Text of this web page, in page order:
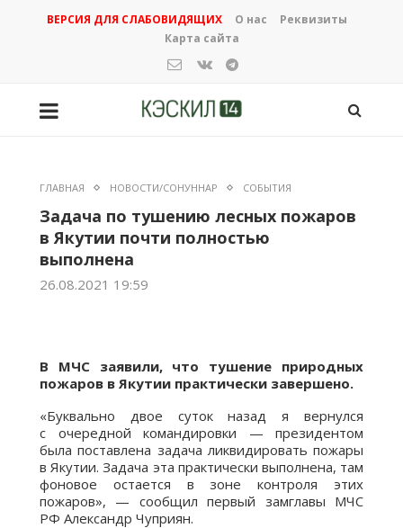
ВЕРСИЯ ДЛЯ СЛАБОВИДЯЩИХ О нас
Реквизиты
Карта сайта
ГЛАВНАЯ НОВОСТИ/СОНУННАР СОБЫТИЯ
Задача по тушению лесных пожаров
в Якутии почти полностью
выполнена
26.08.2021 19:59
В МЧС заявили, что тушение природных
пожаров в Якутии практически завершено.
«Буквально двое суток назад я вернулся
с очередной командировки — президентом
была поставлена задача ликвидировать пожары
в Якутии. Задача эта практически выполнена, там
фоновое остается в зоне контроля этих
пожаров», — сообщил первый замглавы МЧС
РФ Александр Чуприян.